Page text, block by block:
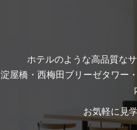
ホテルのような高品質な
淀屋橋・西梅田ブリーゼタワー
お気軽に見